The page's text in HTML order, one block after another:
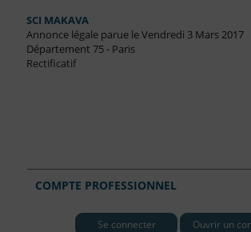
SCI MAKAVA
Annonce légale parue le Vendredi 3 Mars 2017
Département 75 - Paris
Rectificatif
COMPTE PROFESSIONNEL
Se connecter Ouvrir un